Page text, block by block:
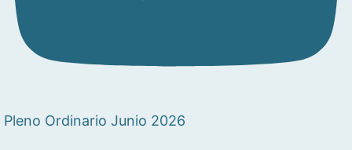
Pleno Ordinario Junio 2026